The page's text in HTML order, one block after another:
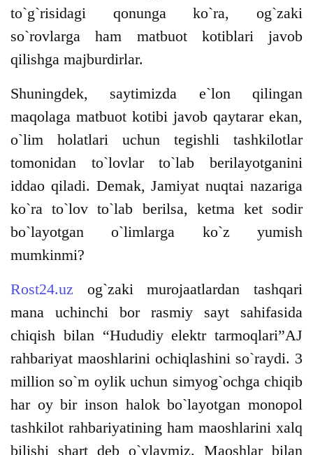
to`g`risidagi qonunga ko`ra, og`zaki
so`rovlarga ham matbuot kotiblari javob
qilishga majburdirlar.
Shuningdek, saytimizda e`lon qilingan
maqolaga matbuot kotibi javob qaytarar ekan,
o`lim holatlari uchun tegishli tashkilotlar
tomonidan to`lovlar to`lab berilayotganini
iddao qiladi. Demak, Jamiyat nuqtai nazariga
ko`ra to`lov to`lab berilsa, ketma ket sodir
bo`layotgan o`limlarga ko`z yumish
mumkinmi?
Rost24.uz og`zaki murojaatlardan tashqari
mana uchinchi bor rasmiy sayt sahifasida
chiqish bilan “Hududiy elektr tarmoqlari”AJ
rahbariyat maoshlarini ochiqlashini so`raydi. 3
million so`m oylik uchun simyog`ochga chiqib
har oy bir inson halok bo`layotgan monopol
tashkilot rahbariyatining ham maoshlarini xalq
bilishi shart deb o`ylaymiz. Maoshlar bilan